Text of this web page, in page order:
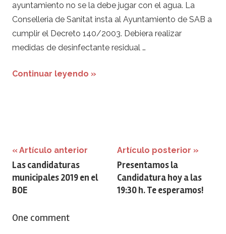
ayuntamiento no se la debe jugar con el agua. La
Conselleria de Sanitat insta al Ayuntamiento de SAB a
cumplir el Decreto 140/2003. Debiera realizar
medidas de desinfectante residual …
Continuar leyendo »
Navegación
de
entradas
Artículo anterior
Las candidaturas
municipales 2019 en el
BOE
Artículo posterior
Presentamos la
Candidatura hoy a las
19:30 h. Te esperamos!
One comment